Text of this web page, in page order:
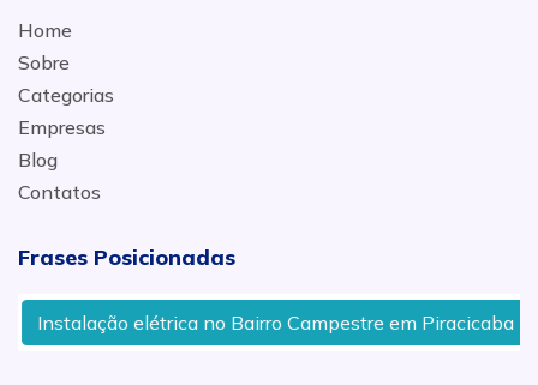
Home
Sobre
Categorias
Empresas
Blog
Contatos
Frases Posicionadas
Instalação elétrica no Bairro Campestre em Piracicaba - SP